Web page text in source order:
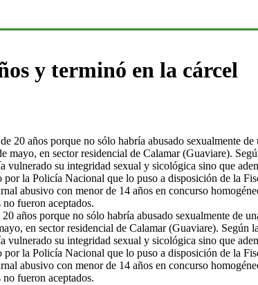
y terminó en la cárcel
años porque no sólo habría abusado sexualmente de
en sector residencial de Calamar (Guaviare). Según
vulnerado su integridad sexual y sicológica sino que
la Policía Nacional que lo puso a disposición de la
abusivo con menor de 14 años en concurso
fueron aceptados.